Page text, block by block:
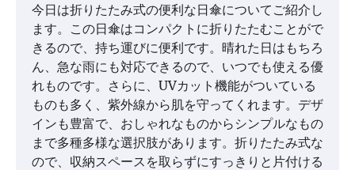
今日は折りたたみ式の便利な日傘についてご紹介し
ます。この日傘はコンパクトに折りたたむことがで
きるので、持ち運びに便利です。晴れた日はもちろ
ん、急な雨にも対応できるので、いつでも使える優
れものです。さらに、UVカット機能がついている
ものも多く、紫外線から肌を守ってくれます。デザ
インも豊富で、おしゃれなものからシンプルなもの
まで多種多様な選択肢があります。折りたたみ式な
ので、収納スペースを取らずにすっきりと片付ける